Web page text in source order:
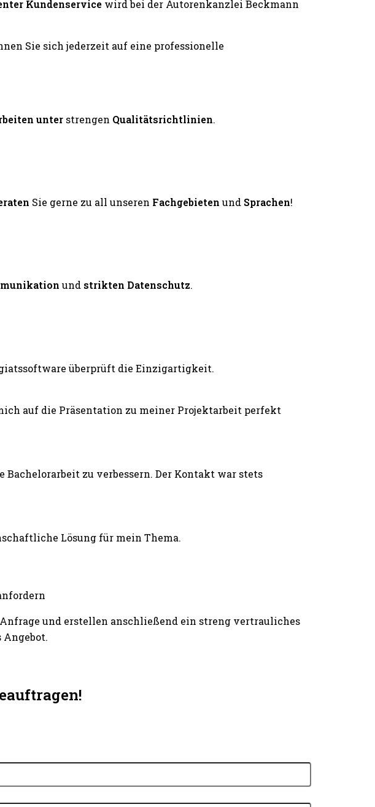
Kundenservice wird bei der Autorenkanzlei Beckmann
unter strengen Qualitätsrichtlinien.
Sie gerne zu all unseren Fachgebieten und Sprachen!
und strikten Datenschutz.
überprüft die Einzigartigkeit.
auf die Präsentation zu meiner Projektarbeit perfekt
zu verbessern. Der Kontakt war stets
Lösung für mein Thema.
und erstellen anschließend ein streng vertrauliches